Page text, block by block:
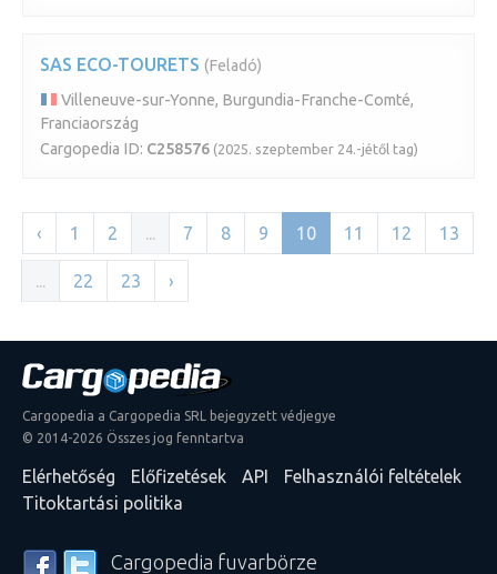
SAS ECO-TOURETS (Feladó)
Villeneuve-sur-Yonne, Burgundia-Franche-Comté,
Franciaország
Cargopedia ID: C258576 (2025. szeptember 24.-jétől tag)
‹ 1 2 ... 7 8 9 10 11 12 13
... 22 23 ›
Cargopedia a Cargopedia SRL bejegyzett védjegye
© 2014-2026 Összes jog fenntartva
Elérhetőség Előfizetések API
Felhasználói feltételek
Titoktartási politika
Cargopedia fuvarbörze